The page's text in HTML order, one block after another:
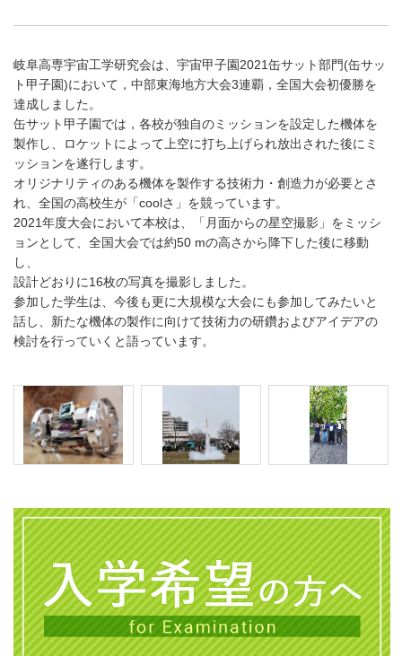
岐阜高専宇宙工学研究会は、宇宙甲子園2021缶サット部門(缶サッ
ト甲子園)において，中部東海地方大会3連覇，全国大会初優勝を
達成しました。
缶サット甲子園では，各校が独自のミッションを設定した機体を
製作し、ロケットによって上空に打ち上げられ放出された後にミ
ッションを遂行します。
オリジナリティのある機体を製作する技術力・創造力が必要とさ
れ、全国の高校生が「coolさ」を競っています。
2021年度大会において本校は、「月面からの星空撮影」をミッシ
ョンとして、全国大会では約50 mの高さから降下した後に移動
し、
設計どおりに16枚の写真を撮影しました。
参加した学生は、今後も更に大規模な大会にも参加してみたいと
話し、新たな機体の製作に向けて技術力の研鑽およびアイデアの
検討を行っていくと語っています。